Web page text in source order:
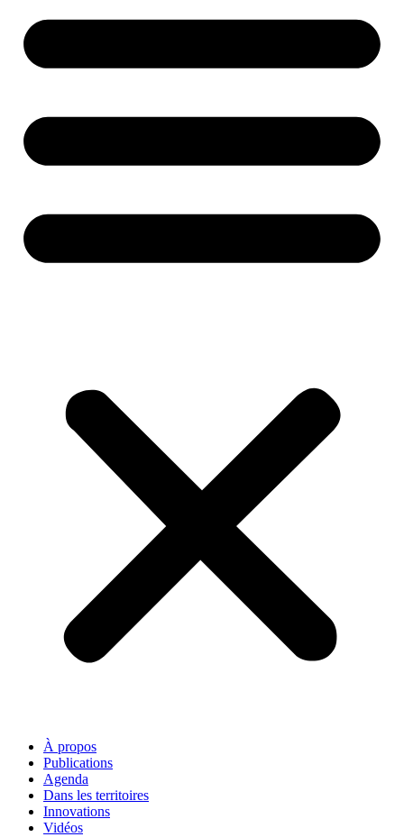
À propos
Publications
Agenda
Dans les territoires
Innovations
Vidéos